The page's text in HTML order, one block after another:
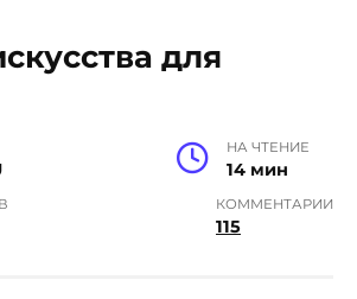
для
НА ЧТЕНИЕ
14 мин
КОММЕНТАРИИ
115